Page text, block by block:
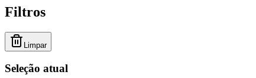
Filtros
Limpar
Seleção atual